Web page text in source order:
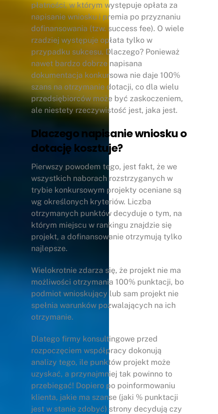
płatności, w którym występuje opłata za
napisanie wniosku i premia po przyznaniu
dofinansowania (tzw. success fee). O wiele
rzadziej występuje opłata tylko w
przypadku sukcesu. Dlaczego? Ponieważ
nawet bardzo dobrze napisana
dokumentacja konkursowa nie daje 100%
szans na otrzymanie dotacji, co dla wielu
przedsiębiorców może być zaskoczeniem,
ale niestety rzeczywistość jest, jaka jest.
Dlaczego napisanie wniosku o
dotację kosztuje?
Pierwszy powodem tego, jest fakt, że we
wszystkich naborach rozstrzyganych w
trybie konkursowym projekty oceniane są
wg określonych kryteriów. Liczba
otrzymanych punktów decyduje o tym, na
którym miejscu w rankingu znajdzie się
projekt, a dofinansowanie otrzymują tylko
najlepsze.
Wielokrotnie zdarza się, że projekt nie ma
możliwości otrzymania 100% punktacji, bo
podmiot wnioskujący lub sam projekt nie
spełnia warunków pozwalających na ich
otrzymanie.
Dlatego firmy konsultingowe przed
rozpoczęciem współpracy dokonują
analizy tego, ile punktów projekt może
uzyskać, a przynajmniej tak powinno to
przebiegać! Dopiero po poinformowaniu
klienta, jakie ma szanse (jaki % punktacji
jest w stanie zdobyć) strony decydują czy